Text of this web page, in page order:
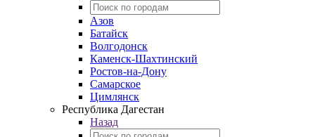
Азов
Батайск
Волгодонск
Каменск-Шахтинский
Ростов-на-Дону
Самарское
Цимлянск
Республика Дагестан
Назад